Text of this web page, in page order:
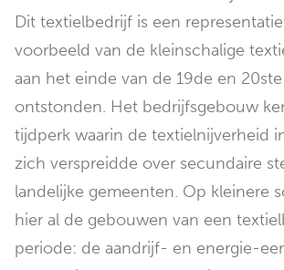
Dit textielbedrijf is een
voorbeeld van de kleinschalige
aan het einde van de 19de en
ontstonden. Het bedrijfsgebouw
tijdperk waarin de textielnijverheid
zich verspreidde over secundaire
landelijke gemeenten. Op kleinere
hier al de gebouwen van een
periode: de aandrijf- en energie-